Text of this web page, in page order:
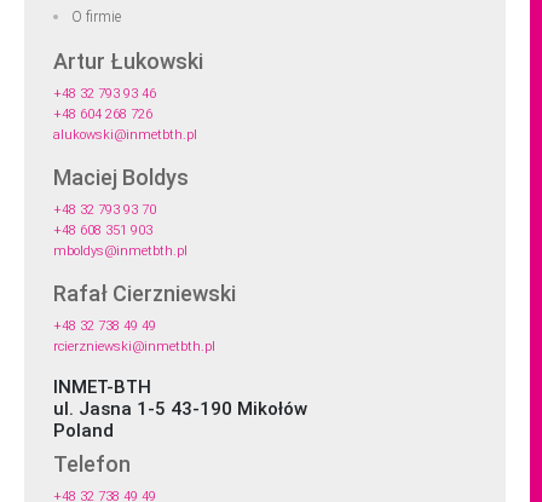
O firmie
Artur Łukowski
+48 32 793 93 46
+48 604 268 726
alukowski@inmetbth.pl
Maciej Boldys
+48 32 793 93 70
+48 608 351 903
mboldys@inmetbth.pl
Rafał Cierzniewski
+48 32 738 49 49
rcierzniewski@inmetbth.pl
INMET-BTH
ul. Jasna 1-5 43-190 Mikołów
Poland
Telefon
+48 32 738 49 49